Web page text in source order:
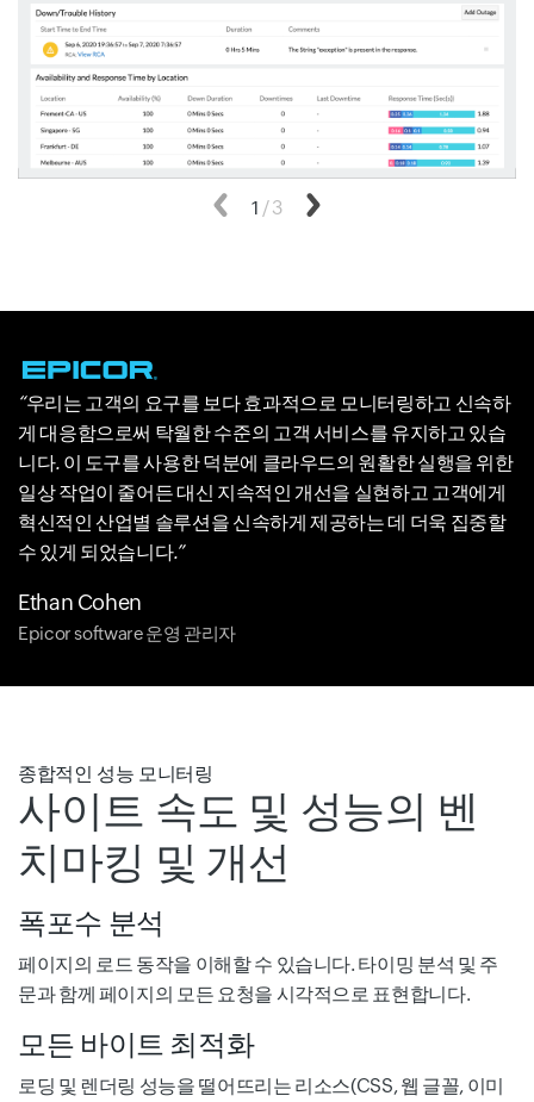
이전
1 /3
우리는 고객의 요구를 보다 효과적으로 모니터링하고 신속하
게 대응함으로써 탁월한 수준의 고객 서비스를 유지하고 있습
니다. 이 도구를 사용한 덕분에 클라우드의 원활한 실행을 위한
일상 작업이 줄어든 대신 지속적인 개선을 실현하고 고객에게
혁신적인 산업별 솔루션을 신속하게 제공하는 데 더욱 집중할
수 있게 되었습니다.
Ethan Cohen
Epicor software 운영 관리자
종합적인 성능 모니터링
사이트 속도 및 성능의 벤
치마킹 및 개선
폭포수 분석
페이지의 로드 동작을 이해할 수 있습니다. 타이밍 분석 및 주
문과 함께 페이지의 모든 요청을 시각적으로 표현합니다.
모든 바이트 최적화
로딩 및 렌더링 성능을 떨어뜨리는 리소스(CSS, 웹 글꼴, 이미